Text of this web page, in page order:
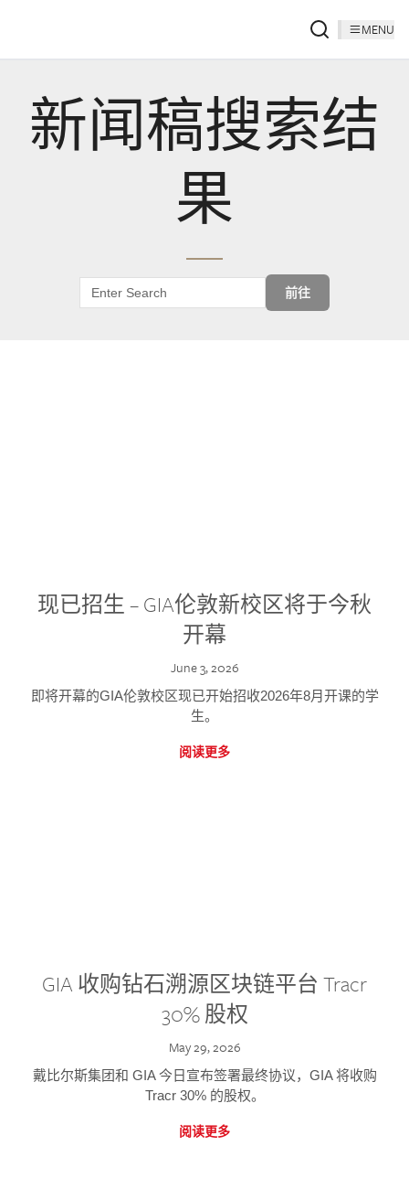
MENU
新闻稿搜索结
果
前往
现已招生 – GIA伦敦新校区将于今秋
开幕
June 3, 2026
即将开幕的GIA伦敦校区现已开始招收2026年8月开课的学
生。
阅读更多
GIA 收购钻石溯源区块链平台 Tracr
30% 股权
May 29, 2026
戴比尔斯集团和 GIA 今日宣布签署最终协议，GIA 将收购
Tracr 30% 的股权。
阅读更多